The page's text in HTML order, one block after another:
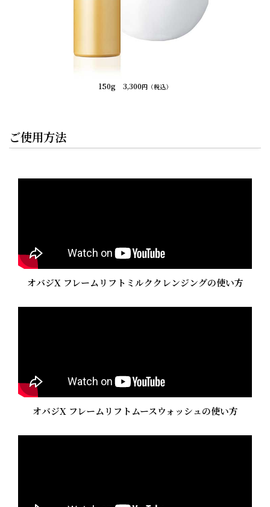
150g 3,300円（税込）
ご使用方法
オバジX フレームリフトミルククレンジングの使い方
オバジX フレームリフトムースウォッシュの使い方